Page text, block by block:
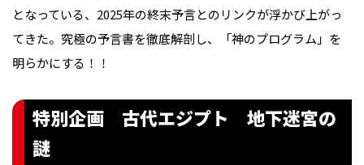
となっている、2025年の終末予言とのリンクが浮かび上がっ
てきた。究極の予言書を徹底解剖し、「神のプログラム」を
明らかにする！！
特別企画 古代エジプト 地下迷宮の
謎